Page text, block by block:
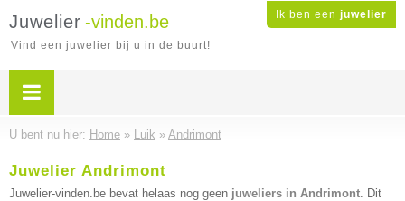
Ik ben een juwelier
Juwelier -vinden.be
Vind een juwelier bij u in de buurt!
U bent nu hier: Home » Luik » Andrimont
Juwelier Andrimont
Juwelier-vinden.be bevat helaas nog geen juweliers in Andrimont. Dit